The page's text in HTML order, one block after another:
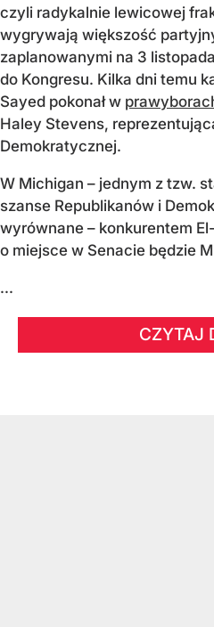
czyli radykalnie lewicowej
wygrywają większość
zaplanowanymi na 3
do Kongresu. Kilka dni temu
Sayed pokonał w
Haley Stevens,
Demokratycznej.
W Michigan – jednym z tzw.
szanse Republikanów i
wyrównane – konkurentem
o miejsce w Senacie będzie
...
CZYTAJ